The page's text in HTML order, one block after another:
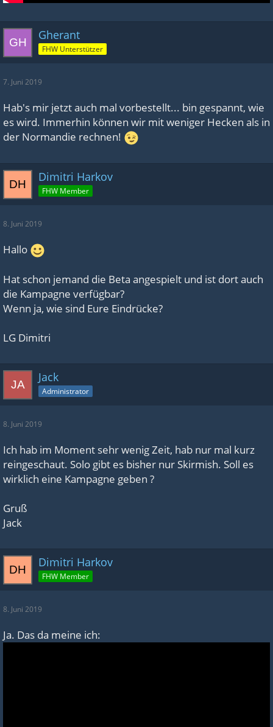
Gherant
FHW Unterstützer
7. Juni 2019
Hab's mir jetzt auch mal vorbestellt... bin gespannt, wie
es wird. Immerhin können wir mit weniger Hecken als in
der Normandie rechnen!
Dimitri Harkov
FHW Member
8. Juni 2019
Hallo
Hat schon jemand die Beta angespielt und ist dort auch
die Kampagne verfügbar?
Wenn ja, wie sind Eure Eindrücke?
LG Dimitri
Jack
Administrator
8. Juni 2019
Ich hab im Moment sehr wenig Zeit, hab nur mal kurz
reingeschaut. Solo gibt es bisher nur Skirmish. Soll es
wirklich eine Kampagne geben ?
Gruß
Jack
Dimitri Harkov
FHW Member
8. Juni 2019
Ja. Das da meine ich: